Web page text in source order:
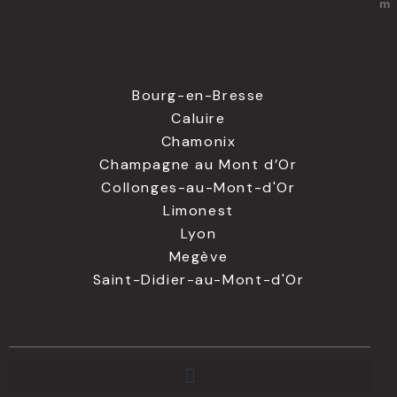
m
Bourg-en-Bresse
Caluire
Chamonix
Champagne au Mont d’Or
Collonges-au-Mont-d'Or
Limonest
Lyon
Megève
Saint-Didier-au-Mont-d'Or